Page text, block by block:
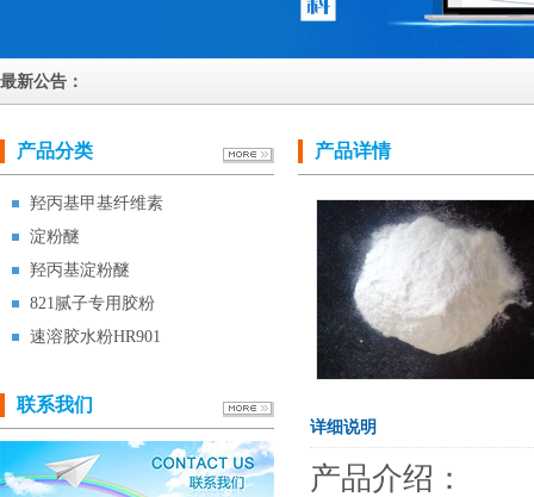
最新公告：
产品分类
羟丙基甲基纤维素
淀粉醚
羟丙基淀粉醚
821腻子专用胶粉
速溶胶水粉HR901
联系我们
产品详情
详细说明
产品介绍：